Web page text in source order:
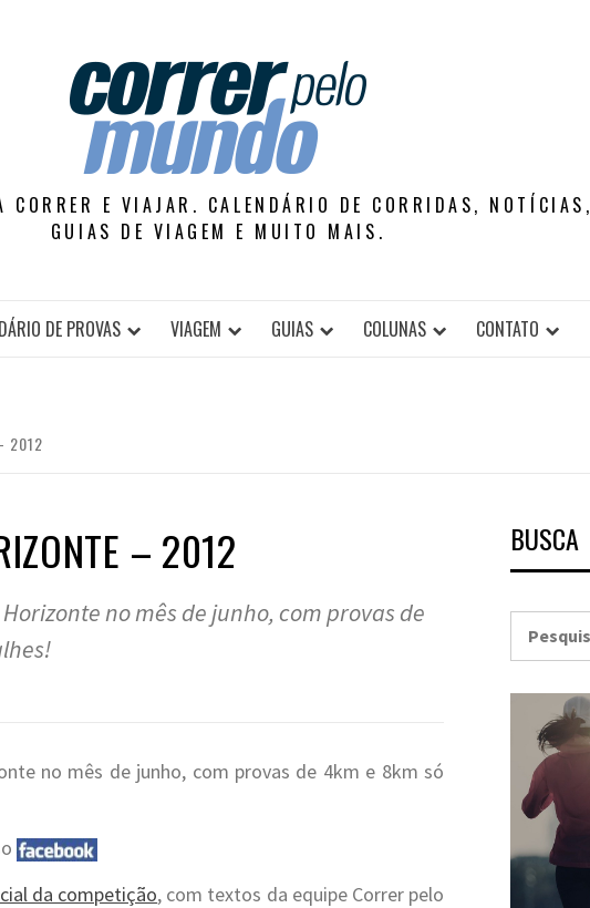
CORRER E VIAJAR. CALENDÁRIO DE CORRIDAS, NOTÍCIAS,
GUIAS DE VIAGEM E MUITO MAIS.
DE PROVAS VIAGEM GUIAS COLUNAS CONTATO
2012
– 2012
no mês de junho, com provas de
no mês de junho, com provas de 4km e 8km só
da competição, com textos da equipe Correr pelo
BUSCA